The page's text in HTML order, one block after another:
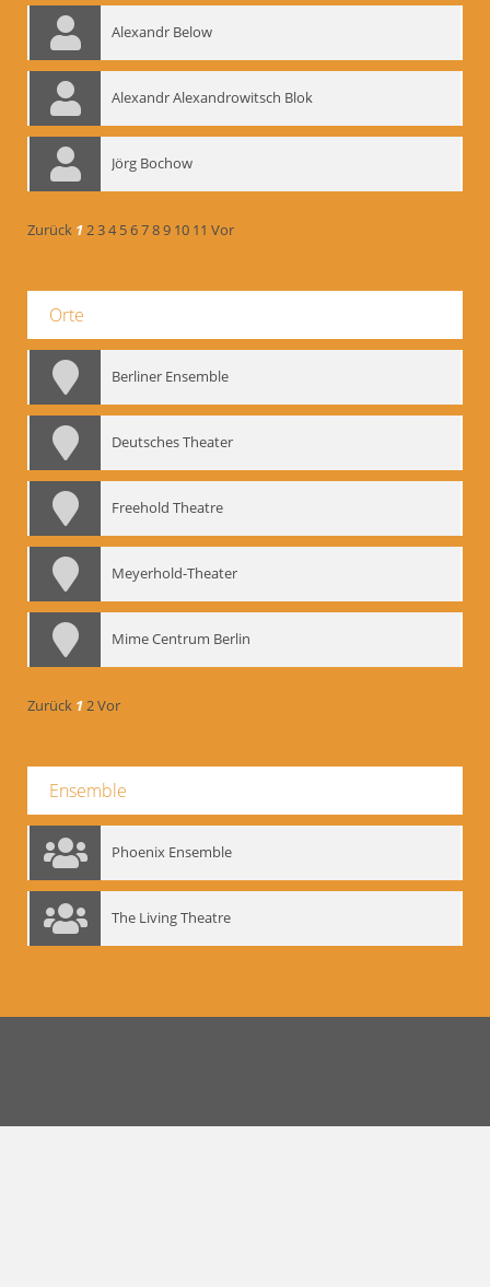
Alexandr Below
Alexandr Alexandrowitsch Blok
Jörg Bochow
Zurück 1234 56789 10 11 Vor
Orte
Berliner Ensemble
Deutsches Theater
Freehold Theatre
Meyerhold-Theater
Mime Centrum Berlin
Zurück 12Vor
Ensemble
Phoenix Ensemble
The Living Theatre